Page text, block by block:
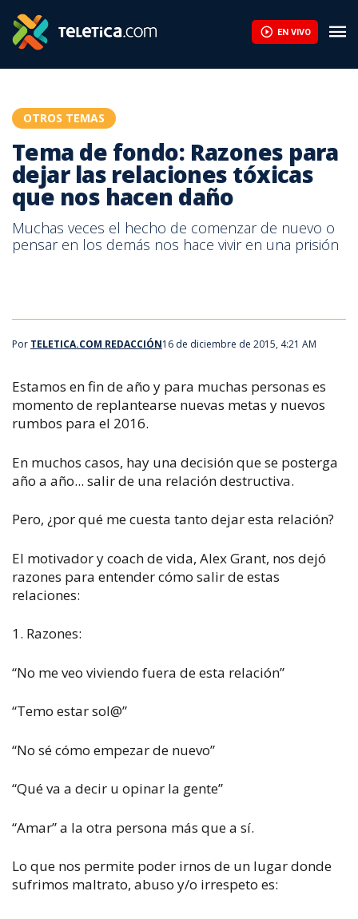
EN VIVO
OTROS TEMAS
Tema de fondo: Razones para
dejar las relaciones tóxicas
que nos hacen daño
Muchas veces el hecho de comenzar de nuevo o
pensar en los demás nos hace vivir en una prisión
Por TELETICA.COM REDACCIÓN16 de diciembre de 2015, 4:21 AM
Estamos en fin de año y para muchas personas es
momento de replantearse nuevas metas y nuevos
rumbos para el 2016.
En muchos casos, hay una decisión que se posterga
año a año... salir de una relación destructiva.
Pero, ¿por qué me cuesta tanto dejar esta relación?
El motivador y coach de vida, Alex Grant, nos dejó
razones para entender cómo salir de estas
relaciones:
1. Razones:
“No me veo viviendo fuera de esta relación”
“Temo estar sol@”
“No sé cómo empezar de nuevo”
“Qué va a decir u opinar la gente”
“Amar” a la otra persona más que a sí.
Lo que nos permite poder irnos de un lugar donde
sufrimos maltrato, abuso y/o irrespeto es: